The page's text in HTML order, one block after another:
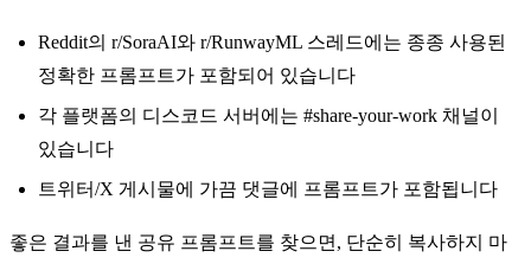
Reddit의 r/SoraAI와 r/RunwayML 스레드에는 종종 사용된
정확한 프롬프트가 포함되어 있습니다
각 플랫폼의 디스코드 서버에는 #share-your-work 채널이
있습니다
트위터/X 게시물에 가끔 댓글에 프롬프트가 포함됩니다
좋은 결과를 낸 공유 프롬프트를 찾으면, 단순히 복사하지 마